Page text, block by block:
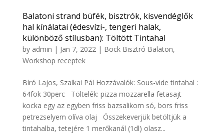
Balatoni strand büfék, bisztrók, kisvendéglők
hal kínálatai (édesvízi-, tengeri halak,
különböző stílusban): Töltött Tintahal
by admin | Jan 7, 2022| Bock Bisztró Balaton,
Workshop receptek
Bíró Lajos, Szalkai Pál Hozzávalók: Sous-vide tintahal :
64fok 30perc Töltelék: pizza mozzarella fetasajt
kocka egy az egyben friss bazsalikom só, bors friss
petrezselyem olíva olaj Összekeverjük betöltjük a
tintahalba, tetejére 1 merőkanál (1dl) olasz...